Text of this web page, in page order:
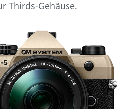
Thirds-Gehäuse.